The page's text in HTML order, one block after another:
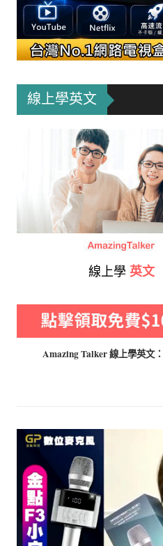
線上學英文
線上學 英文
Amazing Talker 線上學英文：